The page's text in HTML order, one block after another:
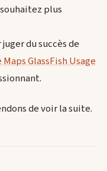
plus
du succès de
GlassFish Usage
de voir la suite.